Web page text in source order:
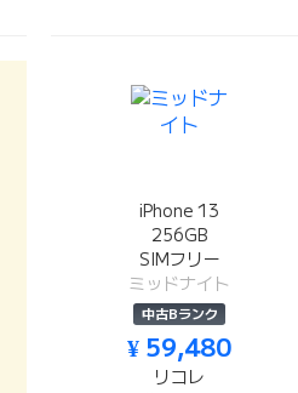
iPhone 13
256GB
SIMフリー
ミッドナイト
中古Bランク
¥ 59,480
リコレ